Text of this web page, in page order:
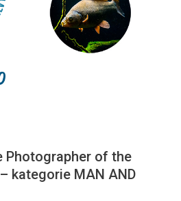
Photographer of the
kategorie MAN AND